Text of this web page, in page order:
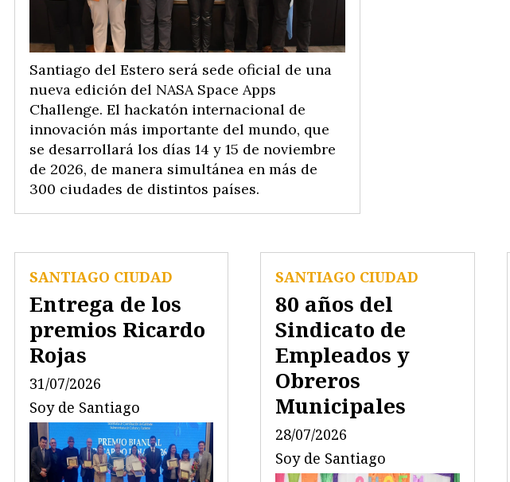
Santiago del Estero será sede oficial de una
nueva edición del NASA Space Apps
Challenge. El hackatón internacional de
innovación más importante del mundo, que
se desarrollará los días 14 y 15 de noviembre
de 2026, de manera simultánea en más de
300 ciudades de distintos países.
Entrega de los
premios Ricardo
Rojas
Soy de Santiago
SANTIAGO CIUDAD
31/07/2026
80 años del
Sindicato de
Empleados y
Obreros
Municipales
Soy de Santiago
SANTIAGO CIUDAD
28/07/2026